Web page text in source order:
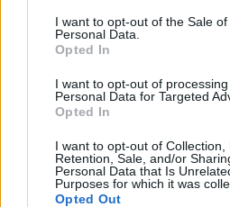
consent section.
I want to opt-out of the Sale of
Personal Data.
Opted In
I want to opt-out of
Personal Data for Targeted
Opted In
I want to opt-out of Collection,
Retention, Sale, and/or
Personal Data that Is
Purposes for which it was
Opted Out
Διαβάστε περισσότερα